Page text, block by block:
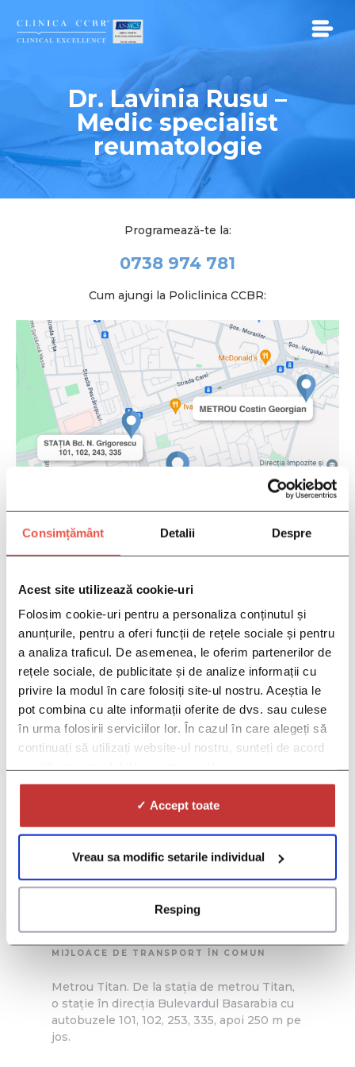
Consimțământ Detalii Despre
Acest site utilizează cookie-uri
Folosim cookie-uri pentru a personaliza conținutul și
anunțurile, pentru a oferi funcții de rețele sociale și pentru
a analiza traficul. De asemenea, le oferim partenerilor de
rețele sociale, de publicitate și de analize informații cu
privire la modul în care folosiți site-ul nostru. Aceștia le
pot combina cu alte informații oferite de dvs. sau culese
în urma folosirii serviciilor lor. În cazul în care alegeți să
continuați să utilizați website-ul nostru, sunteți de acord
✓ Accept toate
Vreau sa modific setarile individual
Resping
SERVICII
BENEFICII
CONTACT
CARIERE
PROGRAMEAZA-TE
Dr. Lavinia Rusu –
Medic specialist
reumatologie
Programează-te la:
0738 974 781
Cum ajungi la Policlinica CCBR:
Aleea Buchetului nr. 2,
bloc C2,
TELEFON
0738 974 781
MIJLOACE DE TRANSPORT ÎN COMUN
Metrou Titan. De la stația de metrou Titan,
o stație în direcția Bulevardul Basarabia cu
autobuzele 101, 102, 253, 335, apoi 250 m pe
jos.